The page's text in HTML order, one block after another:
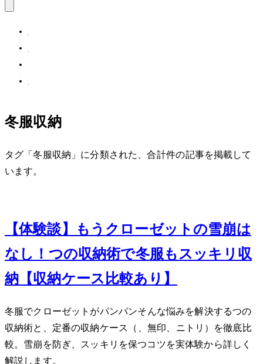
冬服収納
タグ「冬服収納」に分類された、合計 1 件の記事を掲載して
います。
【体験談】もうクローゼットの雪崩は
なし！3つの収納術で冬服もスッキリ収
納【収納ケース比較あり】
冬服でクローゼットがパンパン…そんな悩みを解決する3つの
収納術と、定番の収納ケース（Fits、無印、ニトリ）を徹底比
較。雪崩を防ぎ、スッキリを保つコツを実体験から詳しく
解説します。